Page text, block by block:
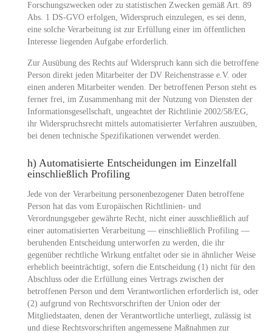
Forschungszwecken oder zu statistischen Zwecken gemäß Art. 89
Abs. 1 DS-GVO erfolgen, Widerspruch einzulegen, es sei denn,
eine solche Verarbeitung ist zur Erfüllung einer im öffentlichen
Interesse liegenden Aufgabe erforderlich.
Zur Ausübung des Rechts auf Widerspruch kann sich die betroffene
Person direkt jeden Mitarbeiter der DV Reichenstrasse e.V. oder
einen anderen Mitarbeiter wenden. Der betroffenen Person steht es
ferner frei, im Zusammenhang mit der Nutzung von Diensten der
Informationsgesellschaft, ungeachtet der Richtlinie 2002/58/EG,
ihr Widerspruchsrecht mittels automatisierter Verfahren auszuüben,
bei denen technische Spezifikationen verwendet werden.
h) Automatisierte Entscheidungen im Einzelfall
einschließlich Profiling
Jede von der Verarbeitung personenbezogener Daten betroffene
Person hat das vom Europäischen Richtlinien- und
Verordnungsgeber gewährte Recht, nicht einer ausschließlich auf
einer automatisierten Verarbeitung — einschließlich Profiling —
beruhenden Entscheidung unterworfen zu werden, die ihr
gegenüber rechtliche Wirkung entfaltet oder sie in ähnlicher Weise
erheblich beeinträchtigt, sofern die Entscheidung (1) nicht für den
Abschluss oder die Erfüllung eines Vertrags zwischen der
betroffenen Person und dem Verantwortlichen erforderlich ist, oder
(2) aufgrund von Rechtsvorschriften der Union oder der
Mitgliedstaaten, denen der Verantwortliche unterliegt, zulässig ist
und diese Rechtsvorschriften angemessene Maßnahmen zur